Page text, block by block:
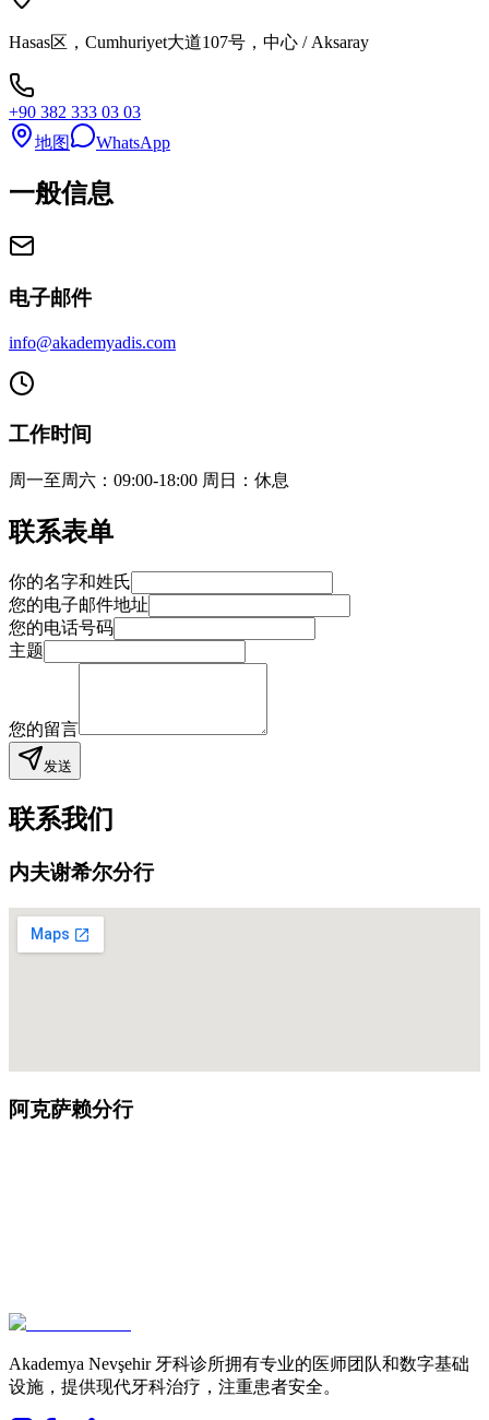
Hasas区，Cumhuriyet大道107号，中心 / Aksaray
+90 382 333 03 03
地图
WhatsApp
一般信息
电子邮件
info@akademyadis.com
工作时间
周一至周六：09:00-18:00 周日：休息
联系表单
你的名字和姓氏
您的电子邮件地址
您的电话号码
主题
您的留言
发送
联系我们
内夫谢希尔分行
阿克萨赖分行
Akademya Nevşehir 牙科诊所拥有专业的医师团队和数字基础
设施，提供现代牙科治疗，注重患者安全。